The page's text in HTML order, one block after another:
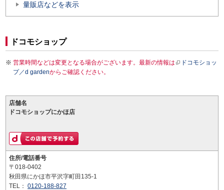
量販店などを表示
ドコモショップ
営業時間などは変更となる場合がございます。最新の情報は
ドコモショッ
プ／d gardenからご確認ください。
店舗名
ドコモショップにかほ店
住所/電話番号
〒018-0402
秋田県にかほ市平沢字町田135-1
TEL： 0120-188-827